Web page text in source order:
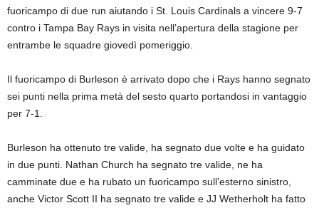
fuoricampo di due run aiutando i St. Louis Cardinals a vincere 9-7
contro i Tampa Bay Rays in visita nell’apertura della stagione per
entrambe le squadre giovedì pomeriggio.
Il fuoricampo di Burleson è arrivato dopo che i Rays hanno segnato
sei punti nella prima metà del sesto quarto portandosi in vantaggio
per 7-1.
Burleson ha ottenuto tre valide, ha segnato due volte e ha guidato
in due punti. Nathan Church ha segnato tre valide, ne ha
camminate due e ha rubato un fuoricampo sull’esterno sinistro,
anche Victor Scott II ha segnato tre valide e JJ Wetherholt ha fatto